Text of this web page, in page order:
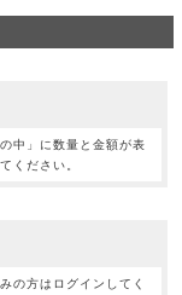
中」に数量と金額が表
ください。
の方はログインしてく